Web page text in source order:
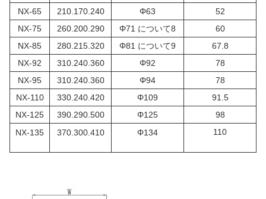
NX-65
210.170.240 Φ63
52
NX-75
260.200.290 Φ71 について8
60
NX-85
280.215.320 Φ81 について9
67.8
NX-92
310.240.360 Φ92
78
NX-95
310.240.360 Φ94
78
NX-110
330.240.420 Φ109
91.5
NX-125
390.290.500 Φ125
98
NX-135
370.300.410 Φ134 110